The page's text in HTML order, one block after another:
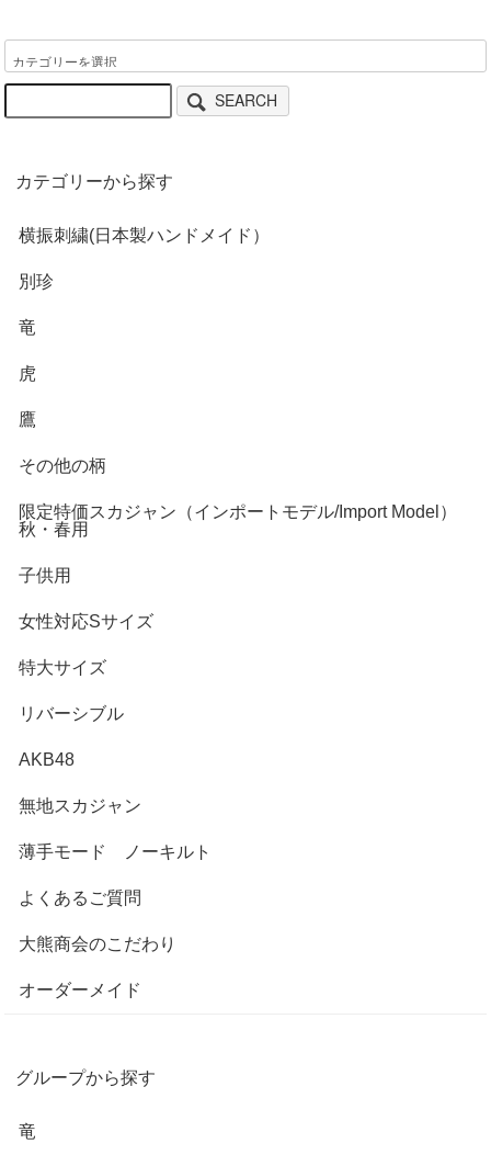
SEARCH
カテゴリーから探す
横振刺繍(日本製ハンドメイド）
別珍
竜
虎
鷹
その他の柄
限定特価スカジャン（インポートモデル/Import Model）
秋・春用
子供用
女性対応Sサイズ
特大サイズ
リバーシブル
AKB48
無地スカジャン
薄手モード ノーキルト
よくあるご質問
大熊商会のこだわり
オーダーメイド
グループから探す
竜